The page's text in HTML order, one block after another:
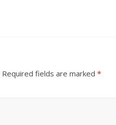
Required fields are marked *